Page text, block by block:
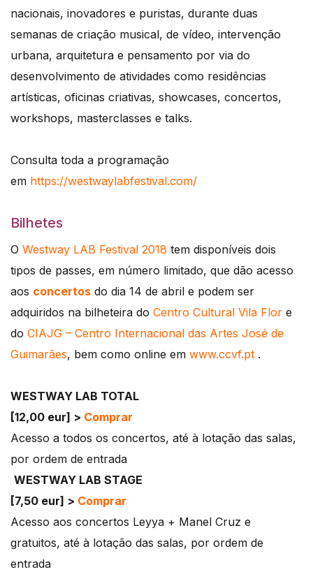
nacionais, inovadores e puristas, durante duas
semanas de criação musical, de vídeo, intervenção
urbana, arquitetura e pensamento por via do
desenvolvimento de atividades como residências
artísticas, oficinas criativas, showcases, concertos,
workshops, masterclasses e talks.
Consulta toda a programação
em https://westwaylabfestival.com/
Bilhetes
O Westway LAB Festival 2018 tem disponíveis dois
tipos de passes, em número limitado, que dão acesso
aos concertos do dia 14 de abril e podem ser
adquiridos na bilheteira do Centro Cultural Vila Flor e
do CIAJG – Centro Internacional das Artes José de
Guimarães, bem como online em www.ccvf.pt .
WESTWAY LAB TOTAL
[12,00 eur] > Comprar
Acesso a todos os concertos, até à lotação das salas,
por ordem de entrada
WESTWAY LAB STAGE
[7,50 eur] > Comprar
Acesso aos concertos Leyya + Manel Cruz e
gratuitos, até à lotação das salas, por ordem de
entrada